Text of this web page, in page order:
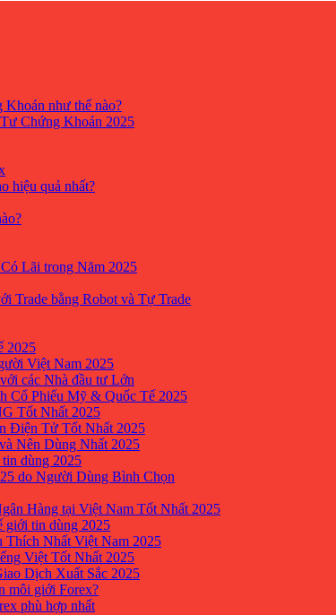
như thế nào?
Chứng Khoán 2025
hiệu quả nhất?
Lãi trong Năm 2025
Trade bằng Robot và Tự Trade
2025
Việt Nam 2025
các Nhà đầu tư Lớn
Cổ Phiếu Mỹ & Quốc Tế 2025
Tốt Nhất 2025
Điện Tử Tốt Nhất 2025
Nên Dùng Nhất 2025
dùng 2025
do Người Dùng Bình Chọn
Hàng tại Việt Nam Tốt Nhất 2025
giới tin dùng 2025
Thích Nhất Việt Nam 2025
Việt Tốt Nhất 2025
Dịch Xuất Sắc 2025
môi giới Forex?
phù hợp nhất